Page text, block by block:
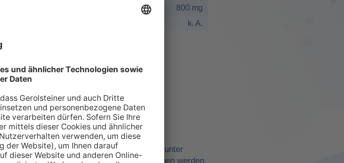
die
(NRV)
zu den
uns dabei an
Nr. 1169/2011
800 mg
k. A.
individuell wie Sie selbst
der über verschiedene Quellen, unter
die in unserer Tabelle angegeben werden,